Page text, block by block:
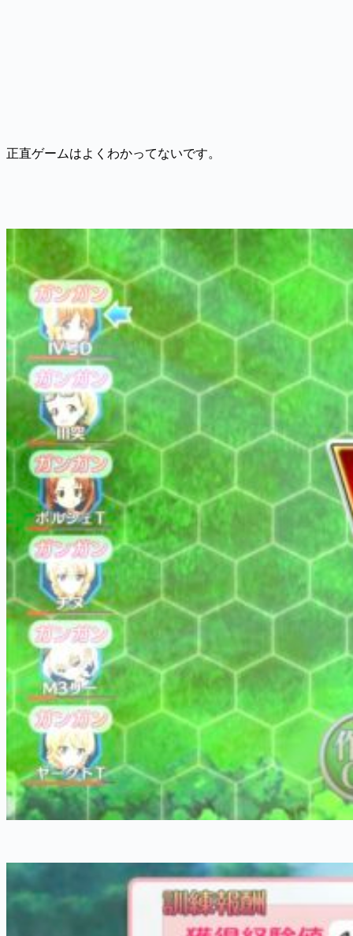
正直ゲームはよくわかってないです。